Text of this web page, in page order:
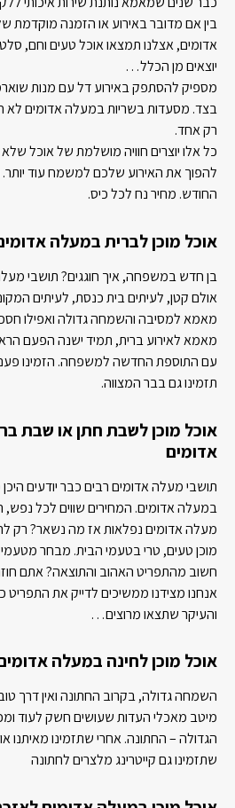
בין אם מדובר באירוע או הזמנה מוקדמת
אדומים, אצלנו תמצאו אוכל טעים וחם,
יוצאים מן הכלל…
מספיק להסתפק באירוע דל עם מנות
בצד. מסעדות בשריות במעלה אדומים לא
רק אחד.
כל אלו יוצרים חוויה מושלמת של אוכל
להפוך את האירוע שלכם למשמח עוד
החודש. מחיר נח לכל כיס.
אוכל מוכן לברית במעלה
בן חדש במשפחה, איך חוגגים? תושבי
אולם קטן, לעיתים בית כנסת, לעיתים
מאמא למסיבה והשמחה גדולה ואפילו
מאמא לאירוע ברית, תמיד ישנה הפעם
עם התוספת החדשה למשפחה. הזמינו
תזמינו גם בבר המצווה.
אוכל מוכן לשבת חתן או שבת
אדומים
תושבי מעלה אדומים רבים כבר יודעים
במעלה אדומים. המחירים שווים לכל
מעלה אדומים נפלאות אז מה נשאר? רק
מוכן טעים, טרי בטעמי הבית. מבחר
חשוב מהתפריט האהוב והתוצאה? אתם
אנחנו מצידנו ממשיכים לדייק את
והעיקר שתצאו מרוצים…
אוכל מוכן לחינה במעלה
השמחה גדולה, בקרוב החתונה ואין דרך
מיטב מאכלי העדות שעושים חשק לעוד
הגדולה – החתונה. אחרי שתזמינו מאיתנו
שתזמינו גם קייטרינג מלצרים לחתונה